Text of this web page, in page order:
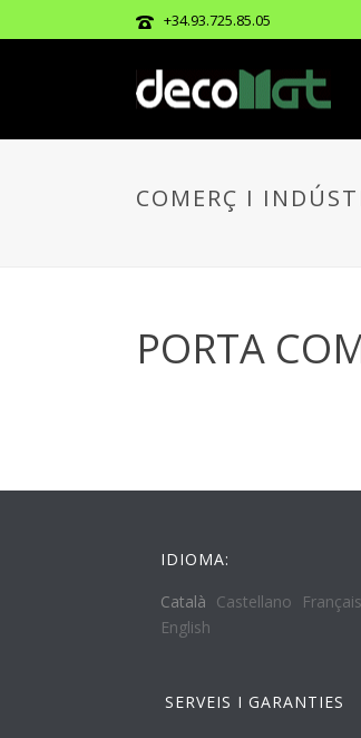
+34.93.725.85.05
COMERÇ I
PORTA
IDIOMA:
Català Castellano
Français
English
SERVEIS I GARANTIES